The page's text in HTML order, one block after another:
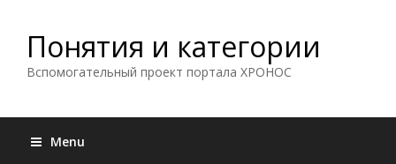
Понятия и категории
Вспомогательный проект портала ХРОНОС
Menu